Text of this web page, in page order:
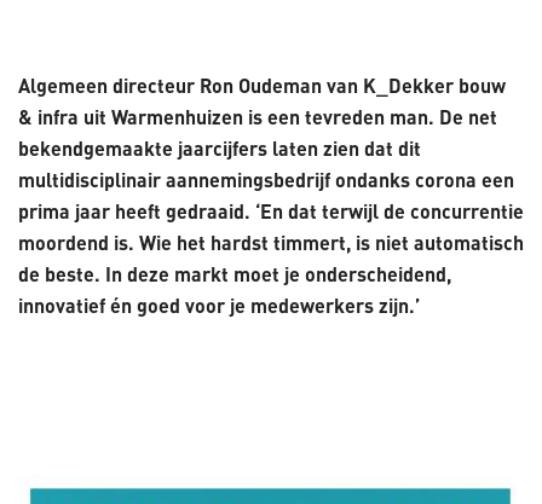
Algemeen directeur Ron Oudeman van K_Dekker bouw
& infra uit Warmenhuizen is een tevreden man. De net
bekendgemaakte jaarcijfers laten zien dat dit
multidisciplinair aannemingsbedrijf ondanks corona een
prima jaar heeft gedraaid. ‘En dat terwijl de concurrentie
moordend is. Wie het hardst timmert, is niet automatisch
de beste. In deze markt moet je onderscheidend,
innovatief én goed voor je medewerkers zijn.’